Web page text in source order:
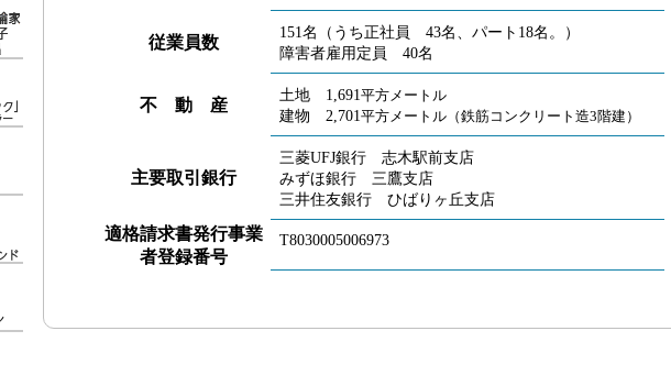
従業員数
151名（うち正社員 43名、パート18名。）
障害者雇用定員 40名
不 動 産
土地 1,691平方メートル
建物 2,701平方メートル（鉄筋コンクリート造3階建）
主要取引銀行
三菱UFJ銀行 志木駅前支店
みずほ銀行 三鷹支店
三井住友銀行 ひばりヶ丘支店
適格請求書発行事業
者登録番号
T8030005006973